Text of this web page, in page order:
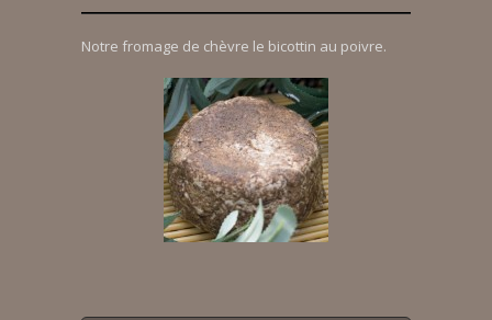
Notre fromage de chèvre le bicottin au poivre.